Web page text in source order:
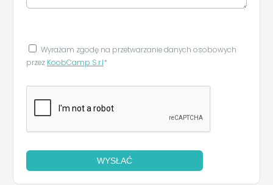
Wyrażam zgodę na przetwarzanie danych osobowych
przez KoobCamp S.r.l*
WYSŁAĆ